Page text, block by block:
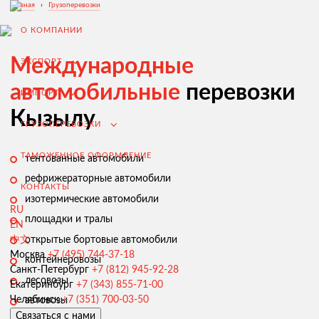
О КОМПАНИИ
ЭКСПОРТ
ИМПОРТ
ГРУЗОПЕРЕВОЗКИ
ТАМОЖЕННОЕ ОФОРМЛЕНИЕ
КОНТАКТЫ
RU
EN
中文
Москва +7 (495) 744-37-18
Санкт-Петербург +7 (812) 945-92-28
Екатеринбург +7 (343) 855-71-00
Челябинск +7 (351) 700-03-50
Связаться с нами
Экспорт из России
Заключение контрактов и согласование условий поставки
Таможенное оформление и разрешительная документация
Главная › Грузоперевозки
Международные
автомобильные перевозки
Кызылу
тентованные автомобили
рефрижераторные автомобили
изотермические автомобили
площадки и тралы
открытые бортовые автомобили
контейнеровозы
лесовозы
автовозы